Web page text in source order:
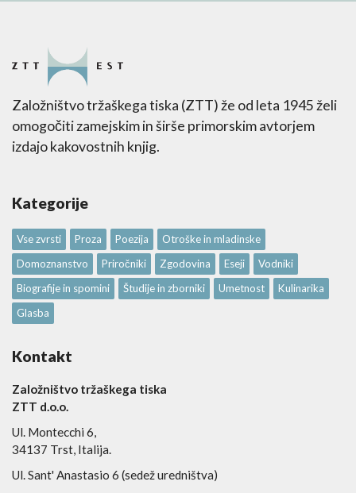
Založništvo tržaškega tiska (ZTT) že od leta 1945 želi
omogočiti zamejskim in širše primorskim avtorjem
izdajo kakovostnih knjig.
Kategorije
Vse zvrsti Proza Poezija
Otroške in mladinske
Domoznanstvo
Priročniki Zgodovina Eseji
Vodniki
Biografije in spomini
Študije in zborniki Umetnost
Kulinarika
Glasba
Kontakt
Založništvo tržaškega tiska
ZTT d.o.o.
Ul. Montecchi 6,
34137 Trst, Italija.
Ul. Sant' Anastasio 6 (sedež uredništva)